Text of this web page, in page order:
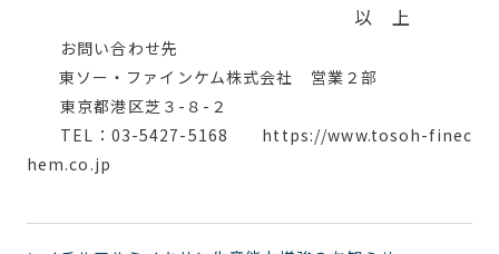
以 上
お問い合わせ先
東ソー・ファインケム株式会社 営業２部
東京都港区芝３ - ８ - ２
TEL ： 03-5427-5168
https://www.tosoh-finec
hem.co.jp